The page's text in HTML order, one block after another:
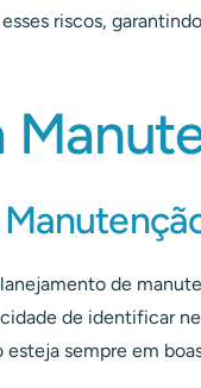
riscos,
de
de identificar
sempre em